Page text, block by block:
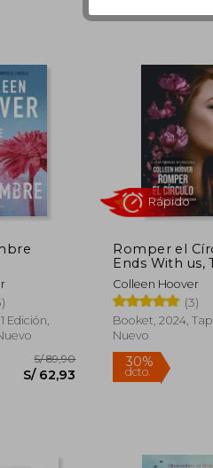
S/ 89,90
S/ 62,93
30%
dcto.
Edición,
Romper el
Ends With us,
Colleen Hoover
(3)
Booket, 2024,
Nuevo